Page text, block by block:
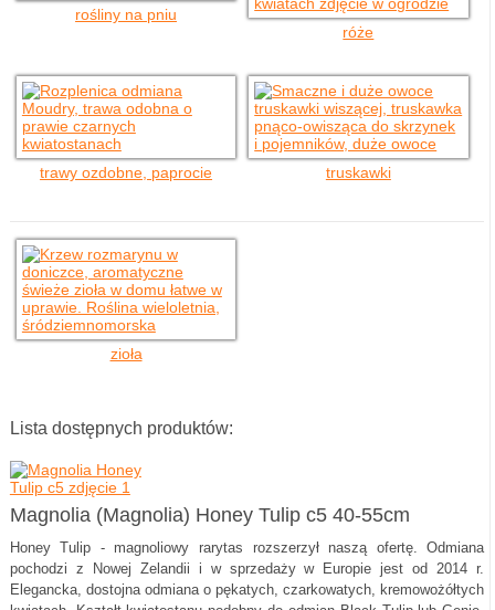
rośliny na pniu
róże
trawy ozdobne, paprocie truskawki
zioła
Lista dostępnych produktów:
Magnolia (Magnolia) Honey Tulip c5 40-55cm
Honey Tulip - magnoliowy rarytas rozszerzył naszą ofertę. Odmiana
pochodzi z Nowej Zelandii i w sprzedaży w Europie jest od 2014 r.
Elegancka, dostojna odmiana o pękatych, czarkowatych, kremowożółtych